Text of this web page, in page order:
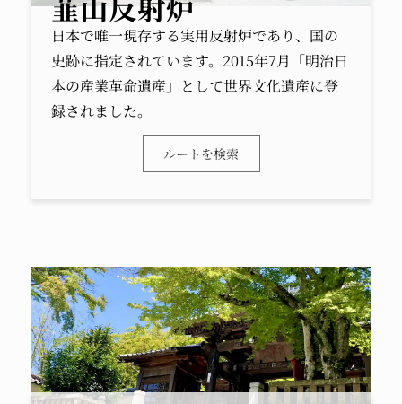
日本で唯一現存する実用反射炉であり、国の
史跡に指定されています。2015年7月「明治日
本の産業革命遺産」として世界文化遺産に登
録されました。
ルートを検索